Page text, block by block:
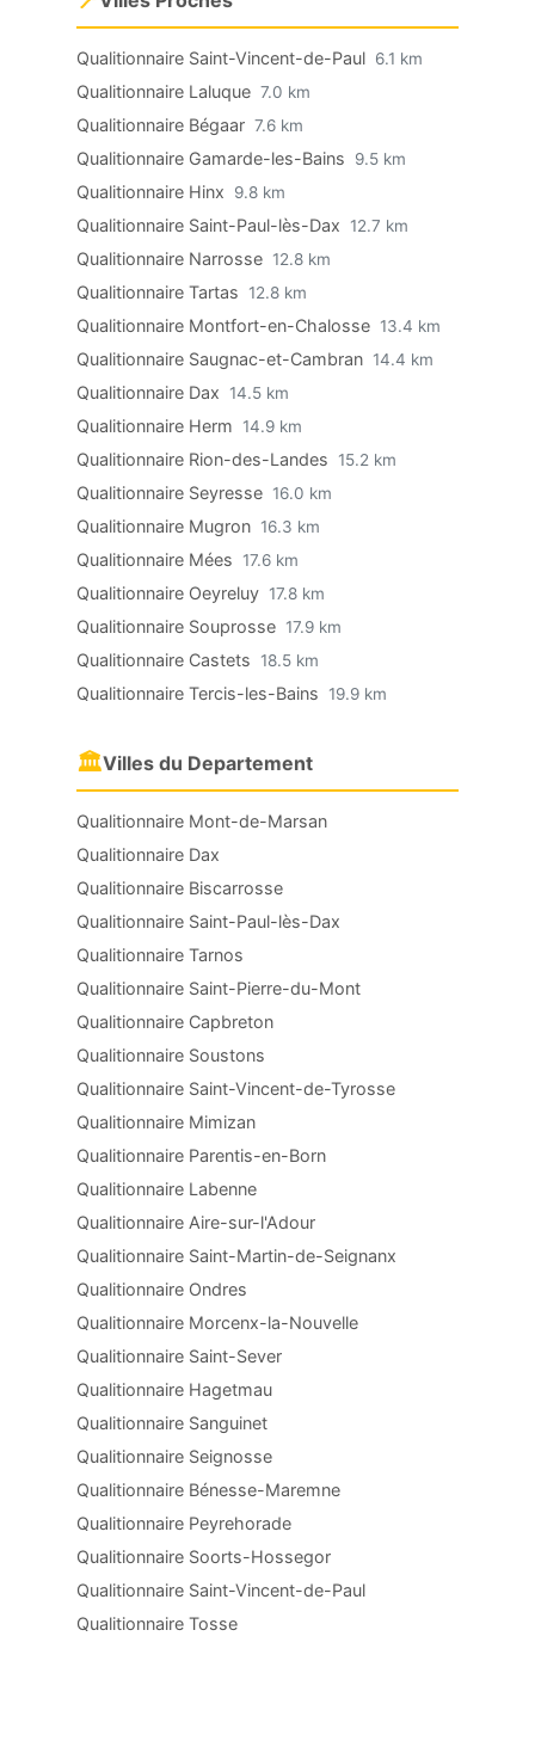
Qualitionnaire Saint-Vincent-de-Paul 6.1 km
Qualitionnaire Laluque 7.0 km
Qualitionnaire Bégaar 7.6 km
Qualitionnaire Gamarde-les-Bains 9.5 km
Qualitionnaire Hinx 9.8 km
Qualitionnaire Saint-Paul-lès-Dax 12.7 km
Qualitionnaire Narrosse 12.8 km
Qualitionnaire Tartas 12.8 km
Qualitionnaire Montfort-en-Chalosse 13.4 km
Qualitionnaire Saugnac-et-Cambran 14.4 km
Qualitionnaire Dax 14.5 km
Qualitionnaire Herm 14.9 km
Qualitionnaire Rion-des-Landes 15.2 km
Qualitionnaire Seyresse 16.0 km
Qualitionnaire Mugron 16.3 km
Qualitionnaire Mées 17.6 km
Qualitionnaire Oeyreluy 17.8 km
Qualitionnaire Souprosse 17.9 km
Qualitionnaire Castets 18.5 km
Qualitionnaire Tercis-les-Bains 19.9 km
🏛Villes du Departement
Qualitionnaire Mont-de-Marsan
Qualitionnaire Dax
Qualitionnaire Biscarrosse
Qualitionnaire Saint-Paul-lès-Dax
Qualitionnaire Tarnos
Qualitionnaire Saint-Pierre-du-Mont
Qualitionnaire Capbreton
Qualitionnaire Soustons
Qualitionnaire Saint-Vincent-de-Tyrosse
Qualitionnaire Mimizan
Qualitionnaire Parentis-en-Born
Qualitionnaire Labenne
Qualitionnaire Aire-sur-l'Adour
Qualitionnaire Saint-Martin-de-Seignanx
Qualitionnaire Ondres
Qualitionnaire Morcenx-la-Nouvelle
Qualitionnaire Saint-Sever
Qualitionnaire Hagetmau
Qualitionnaire Sanguinet
Qualitionnaire Seignosse
Qualitionnaire Bénesse-Maremne
Qualitionnaire Peyrehorade
Qualitionnaire Soorts-Hossegor
Qualitionnaire Saint-Vincent-de-Paul
Qualitionnaire Tosse